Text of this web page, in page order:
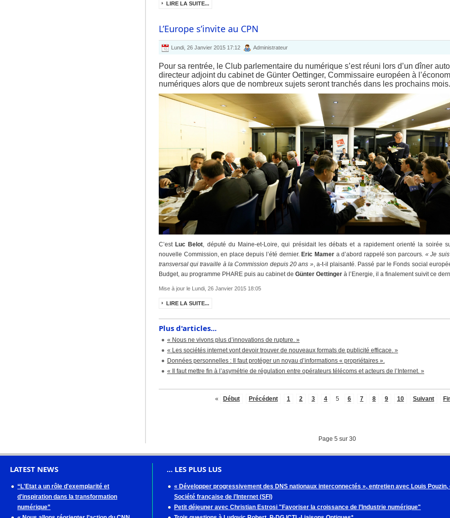
LIRE LA SUITE...
L’Europe s’invite au CPN
Lundi, 26 Janvier 2015 17:12 Administrateur
Pour sa rentrée, le Club parlementaire du numérique s’est réuni lors d’un dîner
directeur adjoint du cabinet de Günter Oettinger, Commissaire européen à
numériques alors que de nombreux sujets seront tranchés dans les prochains mois.
C’est Luc Belot, député du Maine-et-Loire, qui présidait les débats et a rapidement orienté la soirée
nouvelle Commission, en place depuis l’été dernier. Eric Mamera d’abord rappelé son parcours. « Je
transversal qui travaille à la Commission depuis 20 ans », a-t-il plaisanté. Passé par le Fonds social
Budget, au programme PHARE puis au cabinet de Günter Oettingerà l’Energie, il a finalement suivit ce
Mise à jour le Lundi, 26 Janvier 2015 18:05
LIRE LA SUITE...
Plus d'articles...
« Nous ne vivons plus d’innovations de rupture. »
« Les sociétés internet vont devoir trouver de nouveaux formats de publicité efficace. »
Données personnelles : Il faut protéger un noyau d’informations « propriétaires ».
« Il faut mettre fin à l’asymétrie de régulation entre opérateurs télécoms et acteurs de l’Internet. »
« Début Précédent 1 2 3 4 5 6 7 8 9 10 Suivant
Page 5 sur 30
LATEST NEWS
“L'Etat a un rôle d'exemplarité et
d'inspiration dans la transformation
numérique”
... LES PLUS LUS
« Développer progressivement des DNS nationaux interconnectés », entretien avec Louis
Société française de l’Internet (SFI)
Petit déjeuner avec Christian Estrosi "Favoriser la croissance de l’Industrie numérique"